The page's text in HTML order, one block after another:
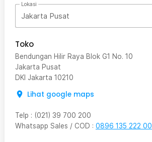
Lokasi
Jakarta Pusat
Toko
Bendungan Hilir Raya Blok G1 No. 10
Jakarta Pusat
DKI Jakarta 10210
Lihat google maps
Telp : (021) 39 700 200
Whatsapp Sales / COD : 0896 135 222 00